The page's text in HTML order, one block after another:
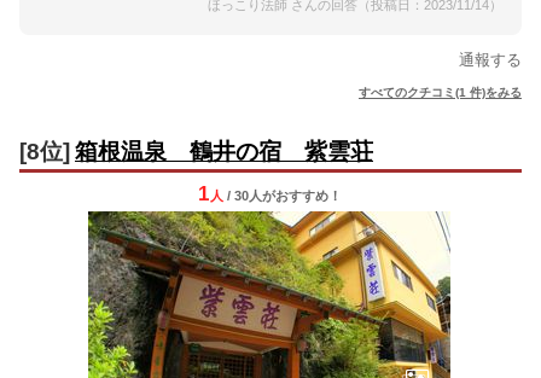
ほっこり法師 さんの回答（投稿日：2023/11/14）
通報する
すべてのクチコミ(1 件)をみる
[8位] 箱根温泉 鶴井の宿 紫雲荘
1 人 / 30人がおすすめ！